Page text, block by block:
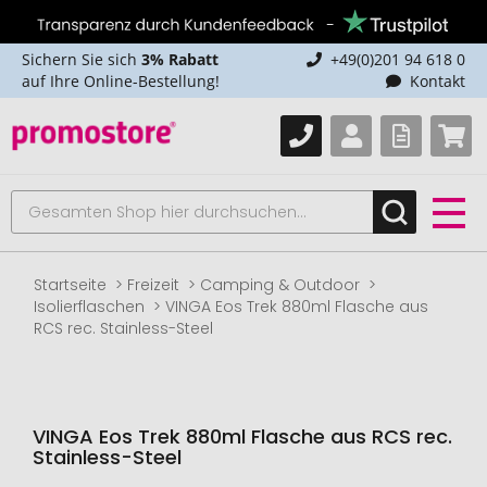
Sichern Sie sich 3% Rabatt
auf Ihre Online-Bestellung!
+49(0)201 94 618 0
Kontakt
Startseite Freizeit
Camping & Outdoor
Isolierflaschen
VINGA Eos Trek 880ml Flasche aus
RCS rec. Stainless-Steel
VINGA Eos Trek 880ml Flasche aus RCS rec.
Stainless-Steel